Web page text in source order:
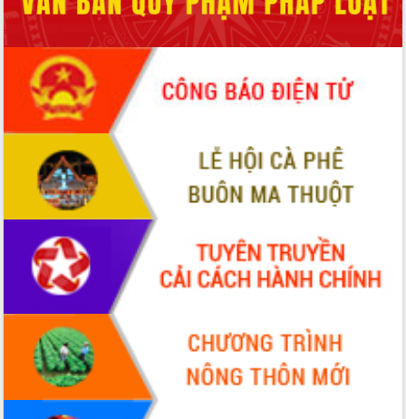
Xây dựng nền hành chính số đồng
hành cùng nông dân dân, doanh nghiệp
Giai đoạn 2026-2030, Đắk Lắk phấn
đấu có 77% xã đạt chuẩn nông thôn
mới
Chuyển đổi số 'mở đường' cho nông
nghiệp Đắk Lắk tăng trưởng bứt phá
Triển khai đồng bộ đo đạc, lập hồ sơ
địa chính, hoàn thiện cơ sở dữ liệu đất
Ứng dụng sinh trắc học - Bước tiến
trong hành trình chuyển đổi số tại Đắk
Đắk Lắk nâng cao hiệu quả công tác
Đảng từ Sổ tay đảng viên điện tử
Đắk Lắk đẩy mạnh nuôi biển công
nghệ, hướng tới phát triển thủy sản
bền vững
Tập huấn nâng cao năng lực triển khai
chuyển đổi số cho cán bộ, công chức
cấp xã